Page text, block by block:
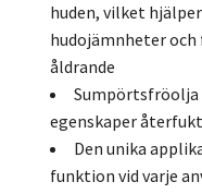
huden, vilket
hudojämnheter
åldrande
Sumpörtsfröolja
egenskaper
Den unika
funktion vid varje